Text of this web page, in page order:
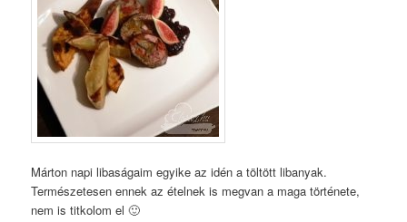
Márton napi libaságaim egyike az idén a töltött libanyak.
Természetesen ennek az ételnek is megvan a maga története,
nem is titkolom el 🙂